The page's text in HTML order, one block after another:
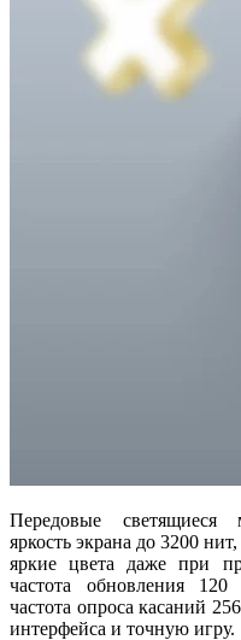
Передовые
яркость экрана до 3200
яркие цвета даже при
частота обновления
частота опроса касаний
интерфейса и точную игру.